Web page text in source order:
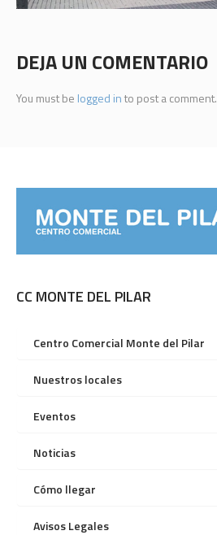
DEJA UN COMENTARIO
You must be logged into post a comment.
CC MONTE DEL PILAR
Centro Comercial Monte del Pilar
Nuestros locales
Eventos
Noticias
Cómo llegar
Avisos Legales